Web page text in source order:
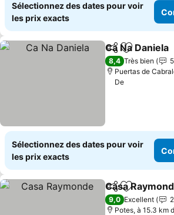
Sélectionnez des dates pour voir
les prix exacts
PartagerAjouter à
Ca Na Daniela
8,4 Très bien
5
Puertas de
De
Sélectionnez des dates pour voir
les prix exacts
PartagerAjouter à
Casa
9,0 Excellent
Potes, à 15.3 km